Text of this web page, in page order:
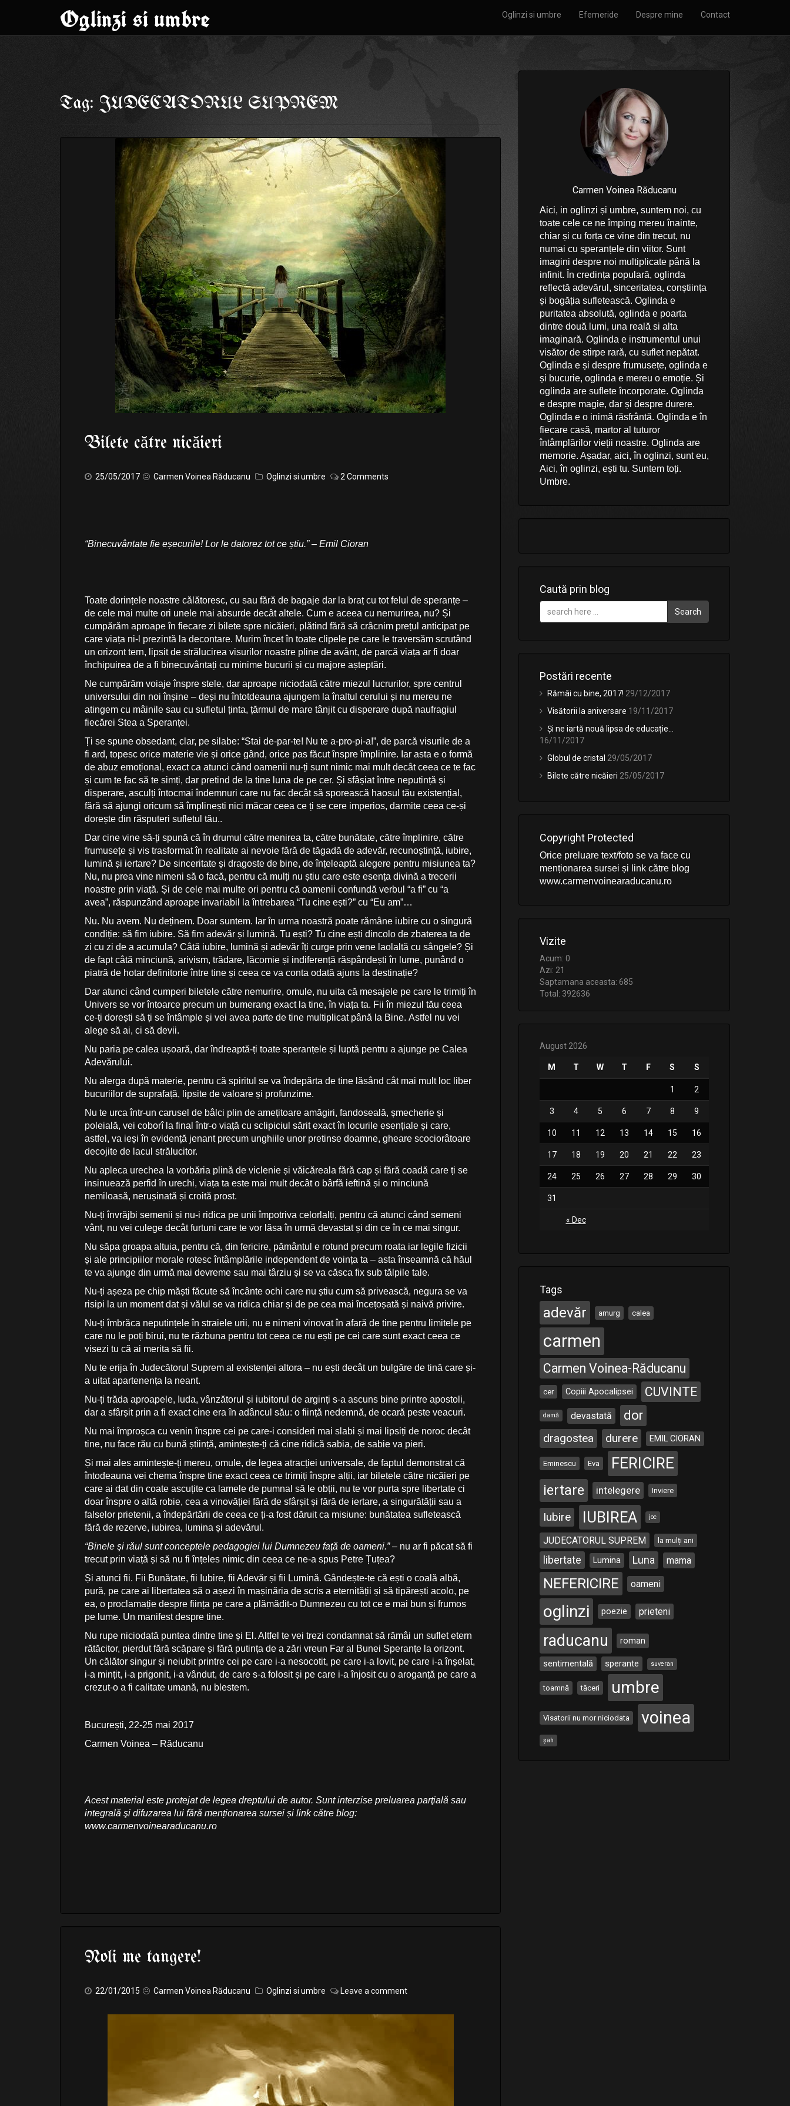
Oglinzi si umbre Oglinzi si umbre Efemeride Despre mine Contact
Tag: JUDECATORUL SUPREM
Bilete către nicăieri
25/05/2017 Carmen Voinea Răducanu Oglinzi si umbre 2 Comments
“Binecuvântate fie eșecurile! Lor le datorez tot ce știu.” – Emil Cioran
Toate dorințele noastre călătoresc, cu sau fără de bagaje dar la braț cu tot felul de speranțe –
de cele mai multe ori unele mai absurde decât altele. Cum e aceea cu nemurirea, nu? Și
cumpărăm aproape în fiecare zi bilete spre nicăieri, plătind fără să crâcnim prețul anticipat pe
care viața ni-l prezintă la decontare. Murim încet în toate clipele pe care le traversăm scrutând
un orizont tern, lipsit de strălucirea visurilor noastre pline de avânt, de parcă viața ar fi doar
închipuirea de a fi binecuvântați cu minime bucurii și cu majore așteptări.
Ne cumpărăm voiaje înspre stele, dar aproape niciodată către miezul lucrurilor, spre centrul
universului din noi înșine – deși nu întotdeauna ajungem la înaltul cerului și nu mereu ne
atingem cu mâinile sau cu sufletul ținta, țărmul de mare tânjit cu disperare după naufragiul
fiecărei Stea a Speranței.
Ți se spune obsedant, clar, pe silabe: “Stai de-par-te! Nu te a-pro-pi-a!”, de parcă visurile de a
fi ard, topesc orice materie vie și orice gând, orice pas făcut înspre împlinire. Iar asta e o formă
de abuz emoțional, exact ca atunci când oamenii nu-ți sunt nimic mai mult decât ceea ce te fac
și cum te fac să te simți, dar pretind de la tine luna de pe cer. Și sfâșiat între neputință și
disperare, asculți întocmai îndemnuri care nu fac decât să sporească haosul tău existențial,
fără să ajungi oricum să împlinești nici măcar ceea ce ți se cere imperios, darmite ceea ce-și
dorește din răsputeri sufletul tău..
Dar cine vine să-ți spună că în drumul către menirea ta, către bunătate, către împlinire, către
frumusețe și vis trasformat în realitate ai nevoie fără de tăgadă de adevăr, recunoștință, iubire,
lumină și iertare? De sinceritate și dragoste de bine, de înțeleaptă alegere pentru misiunea ta?
Nu, nu prea vine nimeni să o facă, pentru că mulți nu știu care este esența divină a trecerii
noastre prin viață. Și de cele mai multe ori pentru că oamenii confundă verbul “a fi” cu “a
avea”, răspunzând aproape invariabil la întrebarea “Tu cine ești?” cu “Eu am”…
Nu. Nu avem. Nu deținem. Doar suntem. Iar în urma noastră poate rămâne iubire cu o singură
condiție: să fim iubire. Să fim adevăr și lumină. Tu ești? Tu cine ești dincolo de zbaterea ta de
zi cu zi de a acumula? Câtă iubire, lumină și adevăr îți curge prin vene laolaltă cu sângele? Și
de fapt câtă minciună, arivism, trădare, lăcomie și indiferență răspândești în lume, punând o
piatră de hotar definitorie între tine și ceea ce va conta odată ajuns la destinație?
Dar atunci când cumperi biletele către nemurire, omule, nu uita că mesajele pe care le trimiți în
Univers se vor întoarce precum un bumerang exact la tine, în viața ta. Fii în miezul tău ceea
ce-ți dorești să ți se întâmple și vei avea parte de tine multiplicat până la Bine. Astfel nu vei
alege să ai, ci să devii.
Nu paria pe calea ușoară, dar îndreaptă-ți toate speranțele și luptă pentru a ajunge pe Calea
Adevărului.
Nu alerga după materie, pentru că spiritul se va îndepărta de tine lăsând cât mai mult loc liber
bucuriilor de suprafață, lipsite de valoare și profunzime.
Nu te urca într-un carusel de bâlci plin de amețitoare amăgiri, fandoseală, șmecherie și
poleială, vei coborî la final într-o viață cu sclipiciul sărit exact în locurile esențiale și care,
astfel, va ieși în evidență jenant precum unghiile unor pretinse doamne, gheare scociorâtoare
decojite de lacul strălucitor.
Nu apleca urechea la vorbăria plină de viclenie și văicăreala fără cap și fără coadă care ți se
insinuează perfid în urechi, viața ta este mai mult decât o bârfă ieftină și o minciună
nemiloasă, nerușinată și croită prost.
Nu-ți învrăjbi semenii și nu-i ridica pe unii împotriva celorlalți, pentru că atunci când semeni
vânt, nu vei culege decât furtuni care te vor lăsa în urmă devastat și din ce în ce mai singur.
Nu săpa groapa altuia, pentru că, din fericire, pământul e rotund precum roata iar legile fizicii
și ale principiilor morale rotesc întâmplările independent de voința ta – asta înseamnă că hăul
te va ajunge din urmă mai devreme sau mai târziu și se va căsca fix sub tălpile tale.
Nu-ți așeza pe chip măști făcute să încânte ochi care nu știu cum să privească, negura se va
risipi la un moment dat și vălul se va ridica chiar și de pe cea mai încețoșată și naivă privire.
Nu-ți îmbrăca neputințele în straiele urii, nu e nimeni vinovat în afară de tine pentru limitele pe
care nu le poți birui, nu te răzbuna pentru tot ceea ce nu ești pe cei care sunt exact ceea ce
visezi tu că ai merita să fii.
Nu te erija în Judecătorul Suprem al existenței altora – nu ești decât un bulgăre de tină care și-
a uitat apartenența la neant.
Nu-ți trăda aproapele, Iuda, vânzătorul și iubitorul de arginți s-a ascuns bine printre apostoli,
dar a sfârșit prin a fi exact cine era în adâncul său: o ființă nedemnă, de ocară peste veacuri.
Nu mai împroșca cu venin înspre cei pe care-i consideri mai slabi și mai lipsiți de noroc decât
tine, nu face rău cu bună știință, amintește-ți că cine ridică sabia, de sabie va pieri.
Și mai ales amintește-ți mereu, omule, de legea atracției universale, de faptul demonstrat că
întodeauna vei chema înspre tine exact ceea ce trimiți înspre alții, iar biletele către nicăieri pe
care ai dat din coate ascuțite ca lamele de pumnal să le obții, nu te vor purta spre libertate ci
doar înspre o altă robie, cea a vinovăției fără de sfârșit și fără de iertare, a singurătății sau a
falselor prietenii, a îndepărtării de ceea ce ți-a fost dăruit ca misiune: bunătatea sufletească
fără de rezerve, iubirea, lumina și adevărul.
“Binele şi răul sunt conceptele pedagogiei lui Dumnezeu faţă de oameni.”– nu ar fi păcat să fi
trecut prin viață și să nu fi înțeles nimic din ceea ce ne-a spus Petre Țuțea?
Și atunci fii. Fii Bunătate, fii Iubire, fii Adevăr și fii Lumină. Gândește-te că ești o coală albă,
pură, pe care ai libertatea să o așezi în mașinăria de scris a eternității și să tipărești acolo, pe
ea, o proclamație despre ființa pe care a plămădit-o Dumnezeu cu tot ce e mai bun și frumos
pe lume. Un manifest despre tine.
Nu rupe niciodată puntea dintre tine și El. Altfel te vei trezi condamnat să rămâi un suflet etern
rătăcitor, pierdut fără scăpare și fără putința de a zări vreun Far al Bunei Speranțe la orizont.
Un călător singur și neiubit printre cei pe care i-a nesocotit, pe care i-a lovit, pe care i-a înșelat,
i-a mințit, i-a prigonit, i-a vândut, de care s-a folosit și pe care i-a înjosit cu o aroganță pe care a
crezut-o a fi calitate umană, nu blestem.
București, 22-25 mai 2017
Carmen Voinea – Răducanu
Acest material este protejat de legea dreptului de autor. Sunt interzise preluarea parţială sau
integrală şi difuzarea lui fără menționarea sursei și link către blog:
www.carmenvoinearaducanu.ro
Noli me tangere!
22/01/2015 Carmen Voinea Răducanu Oglinzi si umbre Leave a comment
Carmen Voinea Răducanu
Aici, in oglinzi și umbre, suntem noi, cu
toate cele ce ne împing mereu înainte,
chiar și cu forța ce vine din trecut, nu
numai cu speranțele din viitor. Sunt
imagini despre noi multiplicate până la
infinit. În credința populară, oglinda
reflectă adevărul, sinceritatea, conștiința
și bogăția sufletească. Oglinda e
puritatea absolută, oglinda e poarta
dintre două lumi, una reală si alta
imaginară. Oglinda e instrumentul unui
visător de stirpe rară, cu suflet nepătat.
Oglinda e și despre frumusețe, oglinda e
și bucurie, oglinda e mereu o emoție. Și
oglinda are suflete încorporate. Oglinda
e despre magie, dar și despre durere.
Oglinda e o inimă răsfrântă. Oglinda e în
fiecare casă, martor al tuturor
întâmplărilor vieții noastre. Oglinda are
memorie. Așadar, aici, în oglinzi, sunt eu,
Aici, în oglinzi, ești tu. Suntem toți.
Umbre.
Caută prin blog
Search
Postări recente
Rămâi cu bine, 2017! 29/12/2017
Visătorii la aniversare 19/11/2017
Și ne iartă nouă lipsa de educație…
16/11/2017
Globul de cristal 29/05/2017
Bilete către nicăieri 25/05/2017
Copyright Protected
Orice preluare text/foto se va face cu
menționarea sursei și link către blog
www.carmenvoinearaducanu.ro
Vizite
Acum: 0
Azi: 21
Saptamana aceasta: 685
Total: 392636
August 2026
M T W T F S S
« Dec
1 2
3 4 5 6 7 8 9
10 11 12 13 14 15 16
17 18 19 20 21 22 23
24 25 26 27 28 29 30
31
Tags
adevăr amurg calea
carmen
Carmen Voinea-Răducanu
cer Copiii Apocalipsei CUVINTE
damă devastată dor
dragostea durere EMIL CIORAN
Eminescu Eva FERICIRE
iertare intelegere Inviere
Iubire IUBIREA joc
JUDECATORUL SUPREM la mulți ani
libertate Lumina Luna mama
NEFERICIRE oameni
oglinzi poezie prieteni
raducanu roman
sentimentală sperante suveran
toamnă tăceri umbre
Visatorii nu mor niciodata voinea
șah